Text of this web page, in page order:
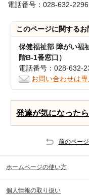
電話番号：028-632-2296
このページに関するお
保健福祉部 障がい福
階B-1番窓口）
電話番号：028-632-
お問い合わせは
発達が気になったら
前のペー
ホームページの使い方
個人情報の取り扱い